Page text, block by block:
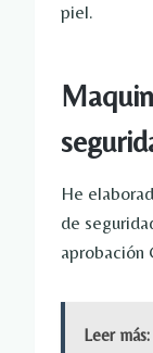
piel.
He
de
aprobación
Leer más: